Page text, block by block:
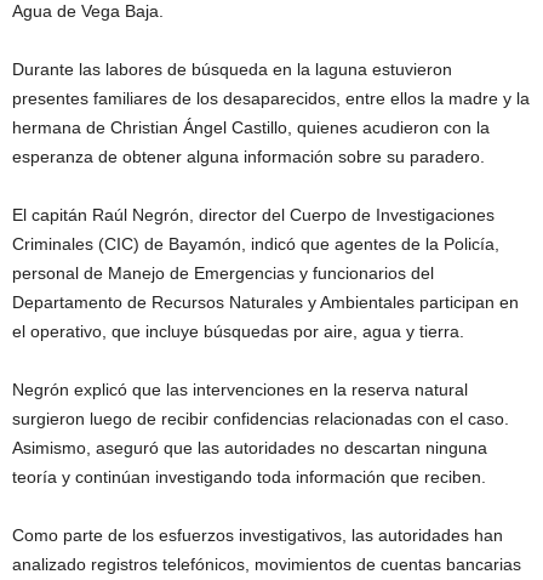
Agua de Vega Baja.
Durante las labores de búsqueda en la laguna estuvieron
presentes familiares de los desaparecidos, entre ellos la madre y la
hermana de Christian Ángel Castillo, quienes acudieron con la
esperanza de obtener alguna información sobre su paradero.
El capitán Raúl Negrón, director del Cuerpo de Investigaciones
Criminales (CIC) de Bayamón, indicó que agentes de la Policía,
personal de Manejo de Emergencias y funcionarios del
Departamento de Recursos Naturales y Ambientales participan en
el operativo, que incluye búsquedas por aire, agua y tierra.
Negrón explicó que las intervenciones en la reserva natural
surgieron luego de recibir confidencias relacionadas con el caso.
Asimismo, aseguró que las autoridades no descartan ninguna
teoría y continúan investigando toda información que reciben.
Como parte de los esfuerzos investigativos, las autoridades han
analizado registros telefónicos, movimientos de cuentas bancarias